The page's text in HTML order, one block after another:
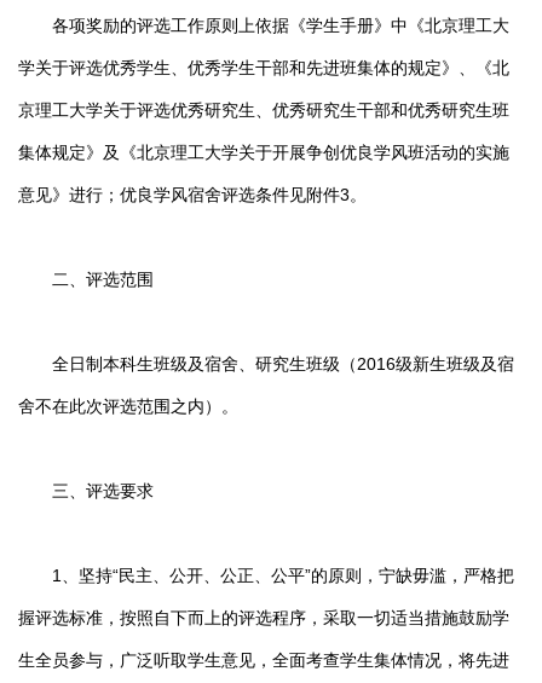
各项奖励的评选工作原则上依据《学生手册》中《北京理工大
学关于评选优秀学生、优秀学生干部和先进班集体的规定》、《北
京理工大学关于评选优秀研究生、优秀研究生干部和优秀研究生班
集体规定》及《北京理工大学关于开展争创优良学风班活动的实施
意见》进行；优良学风宿舍评选条件见附件3。
二、评选范围
全日制本科生班级及宿舍、研究生班级（2016级新生班级及宿
舍不在此次评选范围之内）。
三、评选要求
1、坚持“民主、公开、公正、公平”的原则，宁缺毋滥，严格把
握评选标准，按照自下而上的评选程序，采取一切适当措施鼓励学
生全员参与，广泛听取学生意见，全面考查学生集体情况，将先进